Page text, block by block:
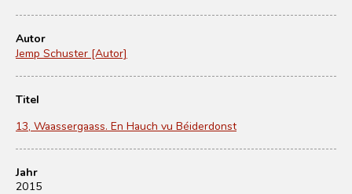
Autor
Jemp Schuster [Autor]
Titel
13, Waassergaass. En Hauch vu Béiderdonst
Jahr
2015